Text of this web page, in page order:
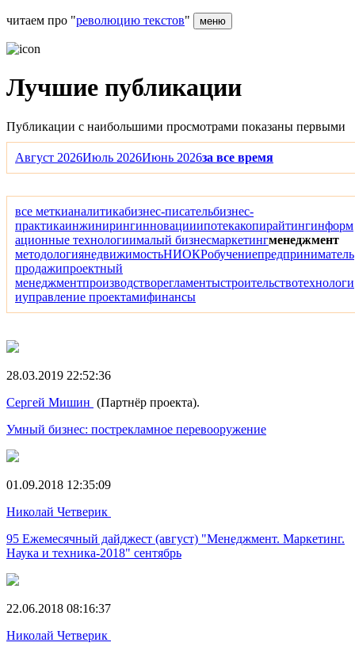
читаем про "революцию текстов" меню
Лучшие публикации
Публикации с наибольшими просмотрами показаны первыми
Август 2026Июль 2026Июнь 2026за все время
все меткианалитикабизнес-писательбизнес-
практикаинжинирингинновацииипотекакопирайтингинформ
ационные технологиималый бизнесмаркетингменеджмент
методологиянедвижимостьНИОКРобучениепредприниматель
продажипроектный
менеджментпроизводстворегламентыстроительствотехнологи
иуправление проектамифинансы
28.03.2019 22:52:36
Сергей Мишин (Партнёр проекта).
Умный бизнес: пострекламное перевооружение
01.09.2018 12:35:09
Николай Четверик
95 Ежемесячный дайджест (август) "Менеджмент. Маркетинг.
Наука и техника-2018" сентябрь
22.06.2018 08:16:37
Николай Четверик